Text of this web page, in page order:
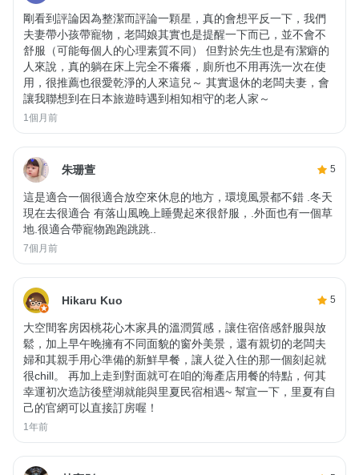
剛看到評論因為整潔而評論一顆星，真的會想平反一下，我們
夫妻帶小孩帶寵物，老闆娘其實也是提醒一下而已，並不會不
舒服（可能每個人的心理素質不同） 但對於先生也是有潔癖的
人來說，真的躺在床上完全不癢癢，廁所也不用再洗一次在使
用，很推薦也很愛乾淨的人來這兒～ 其實退休的老闆夫妻，會
讓我聯想到在日本旅遊時遇到相知相守的老人家～
1個月前
朱珊萱 5
這是適合一個很適合放空來休息的地方，環境風景都不錯 .冬天
現在去很適合 有落山風晚上睡覺起來很舒服，.外面也有一個草
地.很適合帶寵物跑跑跳跳..
7個月前
Hikaru Kuo 5
大空間客房因桃花心木家具的溫潤質感，讓住宿倍感舒服與放
鬆，加上早午晚擁有不同面貌的窗外美景，還有親切的老闆夫
婦和其親手用心準備的新鮮早餐，讓人從入住的那一個刻起就
很chill。 再加上走到對面就可在咱的海產店用餐的特點，何其
幸運初次造訪後壁湖就能與里夏民宿相遇~ 幫宣一下，里夏有自
己的官網可以直接訂房喔！
1年前